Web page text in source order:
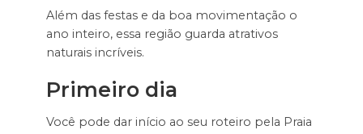
Além das festas e da boa movimentação o
ano inteiro, essa região guarda atrativos
naturais incríveis.
Primeiro dia
Você pode dar início ao seu roteiro pela Praia